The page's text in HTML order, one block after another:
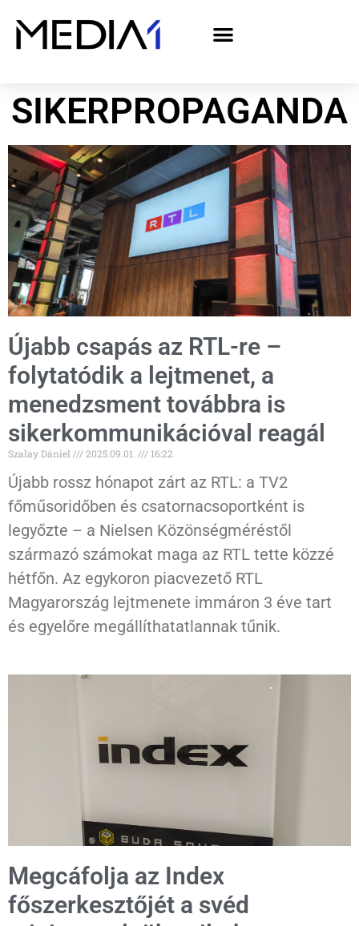
SIKERPROPAGANDA
Újabb csapás az RTL-re –
folytatódik a lejtmenet, a
menedzsment továbbra is
sikerkommunikációval reagál
Szalay Dániel 2025.09.01. 16:22
Újabb rossz hónapot zárt az RTL: a TV2
főműsoridőben és csatornacsoportként is
legyőzte – a Nielsen Közönségméréstől
származó számokat maga az RTL tette közzé
hétfőn. Az egykoron piacvezető RTL
Magyarország lejtmenete immáron 3 éve tart
és egyelőre megállíthatatlannak tűnik.
Megcáfolja az Index
főszerkesztőjét a svéd